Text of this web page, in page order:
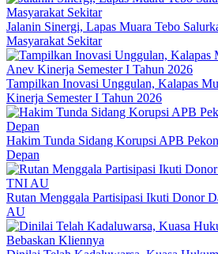
Jalanin Sinergi, Lapas Muara Tebo
Masyarakat Sekitar
Tampilkan Inovasi Unggulan, Kalapas
Kinerja Semester I Tahun 2026
Hakim Tunda Sidang Korupsi APB
Depan
Rutan Menggala Partisipasi Ikuti Donor
AU